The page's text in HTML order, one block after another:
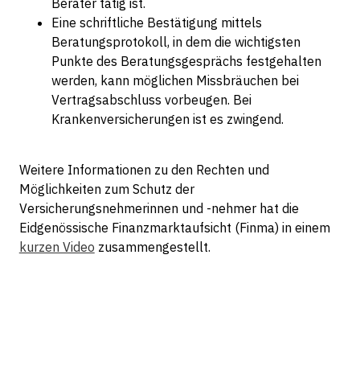
Berater tätig ist.
Eine schriftliche Bestätigung mittels
Beratungsprotokoll, in dem die wichtigsten
Punkte des Beratungsgesprächs festgehalten
werden, kann möglichen Missbräuchen bei
Vertragsabschluss vorbeugen. Bei
Krankenversicherungen ist es zwingend.
Weitere Informationen zu den Rechten und
Möglichkeiten zum Schutz der
Versicherungsnehmerinnen und -nehmer hat die
Eidgenössische Finanzmarktaufsicht (Finma) in einem
kurzen Video zusammengestellt.